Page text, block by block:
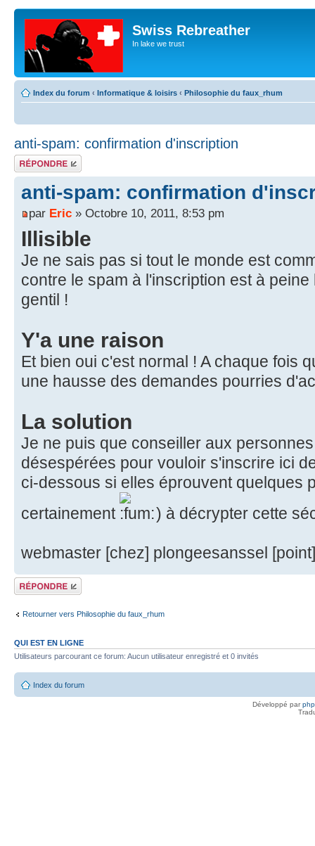
Swiss Rebreather
In lake we trust
Index du forum ‹ Informatique & loisirs ‹ Philosophie du faux_rhum
anti-spam: confirmation d'inscription
Répondre
anti-spam: confirmation
par Eric » Octobre 10, 2011, 8:53 pm
Illisible
Je ne sais pas si tout le monde est
contre le spam à l'inscription est à
gentil !
Y'a une raison
Et bien oui c'est normal ! A chaque fois
une hausse des demandes pourries
La solution
Je ne puis que conseiller aux
désespérées pour vouloir s'inscrire ici
ci-dessous si elles éprouvent quelques
certainement
) à décrypter cette
webmaster [chez] plongeesanssel
Répondre
Retourner vers Philosophie du faux_rhum
QUI EST EN LIGNE
Utilisateurs parcourant ce forum: Aucun utilisateur enregistré et 0 invités
Index du forum
Développé par